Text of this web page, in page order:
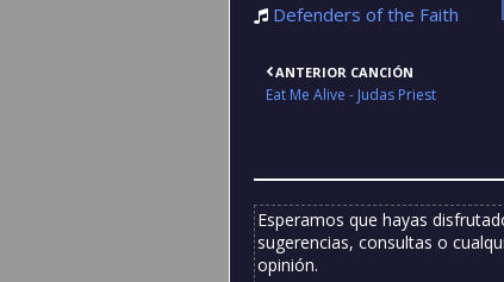
Defenders of the Faith
ANTERIOR CANCIÓN
Eat Me Alive - Judas Priest
Esperamos que hayas
sugerencias, consultas o
opinión.